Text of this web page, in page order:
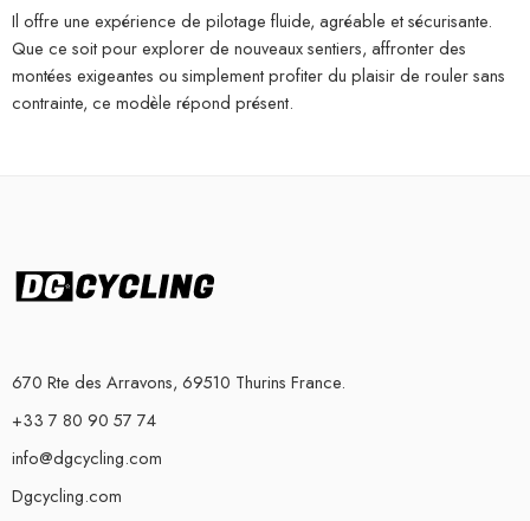
Il offre une expérience de pilotage fluide, agréable et sécurisante.
Que ce soit pour explorer de nouveaux sentiers, affronter des
montées exigeantes ou simplement profiter du plaisir de rouler sans
contrainte, ce modèle répond présent.
670 Rte des Arravons, 69510 Thurins France.
+33 7 80 90 57 74
info@dgcycling.com
Dgcycling.com